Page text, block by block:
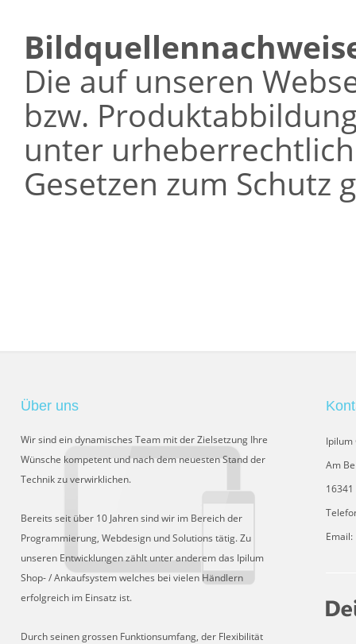
Die auf unseren
bzw.
unter
Gesetzen zum Schutz
Über uns
Wir sind ein dynamisches Team mit der Zielsetzung Ihre
Wünsche kompetent und nach dem neuesten Stand der
Technik zu verwirklichen.
Bereits seit über 10 Jahren sind wir im Bereich der
Programmierung, Webdesign und Solutions tätig. Zu
unseren Entwicklungen zählt unter anderem das Ipilum
Shop- / Ankaufsystem welches bei vielen Händlern
erfolgreich im Einsatz ist.
Durch seinen grossen Funktionsumfang, der Flexibilität
Ipilum
Am